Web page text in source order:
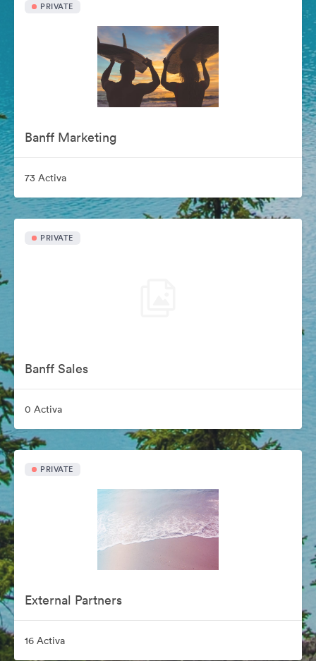
PRIVATE
Banff Marketing
73 Activa
PRIVATE
Banff Sales
0 Activa
PRIVATE
External Partners
16 Activa